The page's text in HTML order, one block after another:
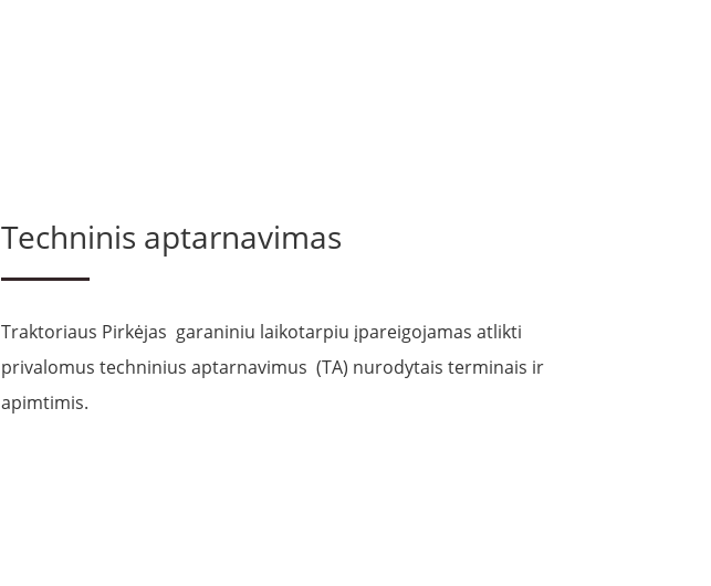
Techninis aptarnavimas
Traktoriaus Pirkėjas garaniniu laikotarpiu įpareigojamas atlikti
privalomus techninius aptarnavimus (TA) nurodytais terminais ir
apimtimis.